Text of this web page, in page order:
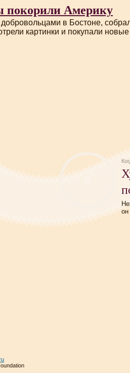
покорили Америку
в Бостоне,
картинки и покупали